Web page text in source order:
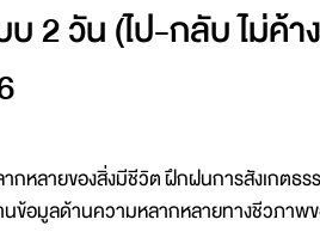
2 วัน (ไป-กลับ ไม่ค้า
หลายของสิ่งมีชีวิต ฝึกฝนการสังเกตธร
ข้อมูลด้านความหลากหลายทางชีวภาพข